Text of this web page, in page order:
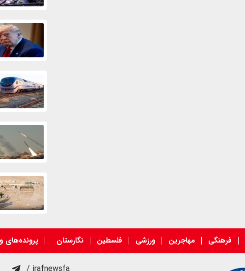
فرهنگی مهاجرین ورزشی فلسطین نگارستان پرونده‌های